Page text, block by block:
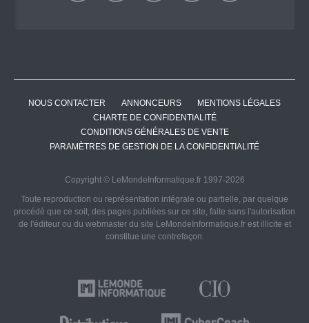
NOUS CONTACTER ANNONCEURS
MENTIONS LÉGALES
CHARTE DE CONFIDENTIALITÉ
CONDITIONS GÉNÉRALES DE VENTE
PARAMÈTRES DE GESTION DE LA CONFIDENTIALITÉ
Copyright © LeMondeInformatique.fr 1997-2026
Toute reproduction ou représentation intégrale ou partielle, par quelque
procédé que ce soit, des pages publiées sur ce site, faite sans l'autorisation
de l'éditeur ou du webmaster du site LeMondeInformatique.fr est illicite et
constitue une contrefaçon.